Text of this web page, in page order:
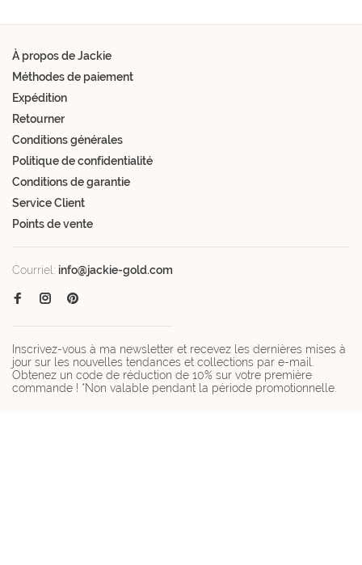
À propos de Jackie
Méthodes de paiement
Expédition
Retourner
Conditions générales
Politique de confidentialité
Conditions de garantie
Service Client
Points de vente
Courriel: info@jackie-gold.com
Inscrivez-vous à ma newsletter et recevez les dernières mises à
jour sur les nouvelles tendances et collections par e-mail.
Obtenez un code de réduction de 10% sur votre première
commande ! *Non valable pendant la période promotionnelle.